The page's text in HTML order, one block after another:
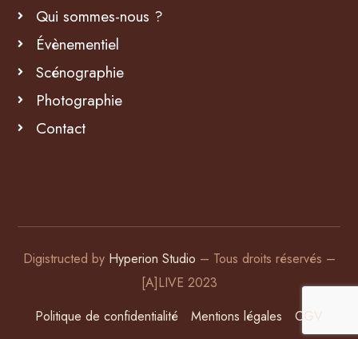
Qui sommes-nous ?
Évènementiel
Scénographie
Photographie
Contact
Digistructed by Hyperion Studio – Tous droits réservés –
[A]LIVE 2023
Politique de confidentialité
Mentions légales CGV